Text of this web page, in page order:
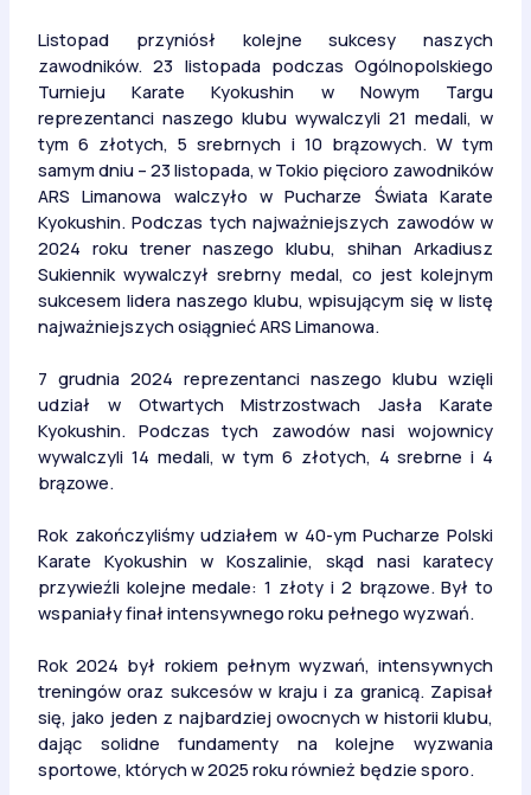
Listopad przyniósł kolejne sukcesy naszych
zawodników. 23 listopada podczas Ogólnopolskiego
Turnieju Karate Kyokushin w Nowym Targu
reprezentanci naszego klubu wywalczyli 21 medali, w
tym 6 złotych, 5 srebrnych i 10 brązowych. W tym
samym dniu – 23 listopada, w Tokio pięcioro zawodników
ARS Limanowa walczyło w Pucharze Świata Karate
Kyokushin. Podczas tych najważniejszych zawodów w
2024 roku trener naszego klubu, shihan Arkadiusz
Sukiennik wywalczył srebrny medal, co jest kolejnym
sukcesem lidera naszego klubu, wpisującym się w listę
najważniejszych osiągnieć ARS Limanowa.
7 grudnia 2024 reprezentanci naszego klubu wzięli
udział w Otwartych Mistrzostwach Jasła Karate
Kyokushin. Podczas tych zawodów nasi wojownicy
wywalczyli 14 medali, w tym 6 złotych, 4 srebrne i 4
brązowe.
Rok zakończyliśmy udziałem w 40-ym Pucharze Polski
Karate Kyokushin w Koszalinie, skąd nasi karatecy
przywieźli kolejne medale: 1 złoty i 2 brązowe. Był to
wspaniały finał intensywnego roku pełnego wyzwań.
Rok 2024 był rokiem pełnym wyzwań, intensywnych
treningów oraz sukcesów w kraju i za granicą. Zapisał
się, jako jeden z najbardziej owocnych w historii klubu,
dając solidne fundamenty na kolejne wyzwania
sportowe, których w 2025 roku również będzie sporo.